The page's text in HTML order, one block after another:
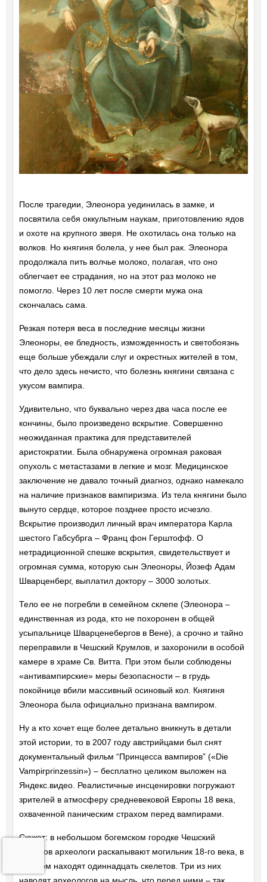
После трагедии, Элеонора уединилась в замке, и
посвятила себя оккультным наукам, приготовлению ядов
и охоте на крупного зверя. Не охотилась она только на
волков. Но княгиня болела, у нее был рак. Элеонора
продолжала пить волчье молоко, полагая, что оно
облегчает ее страдания, но на этот раз молоко не
помогло. Через 10 лет после смерти мужа она
скончалась сама.
Резкая потеря веса в последние месяцы жизни
Элеоноры, ее бледность, изможденность и светобоязнь
еще больше убеждали слуг и окрестных жителей в том,
что дело здесь нечисто, что болезнь княгини связана с
укусом вампира.
Удивительно, что буквально через два часа после ее
кончины, было произведено вскрытие. Совершенно
неожиданная практика для представителей
аристократии. Была обнаружена огромная раковая
опухоль с метастазами в легкие и мозг. Медицинское
заключение не давало точный диагноз, однако намекало
на наличие признаков вампиризма. Из тела княгини было
вынуто сердце, которое позднее просто исчезло.
Вскрытие производил личный врач императора Карла
шестого Габсубрга – Франц фон Герштофф. О
нетрадиционной спешке вскрытия, свидетельствует и
огромная сумма, которую сын Элеоноры, Йозеф Адам
Шварценберг, выплатил доктору – 3000 золотых.
Тело ее не погребли в семейном склепе (Элеонора –
единственная из рода, кто не похоронен в общей
усыпальнице Шварценебергов в Вене), а срочно и тайно
переправили в Чешский Крумлов, и захоронили в особой
камере в храме Св. Витта. При этом были соблюдены
«антивампирские» меры безопасности – в грудь
покойнице вбили массивный осиновый кол. Княгиня
Элеонора была официально признана вампиром.
Ну а кто хочет еще более детально вникнуть в детали
этой истории, то в 2007 году австрийцами был снят
документальный фильм “Принцесса вампиров” («Die
Vampirprinzessin») – бесплатно целиком выложен на
Яндекс.видео. Реалистичные инсценировки погружают
зрителей в атмосферу средневековой Европы 18 века,
охваченной паническим страхом перед вампирами.
Сюжет: в небольшом богемском городке Чешский
Крумлов археологи раскапывают могильник 18-го века, в
котором находят одиннадцать скелетов. Три из них
наводят археологов на мысль, что перед ними – так